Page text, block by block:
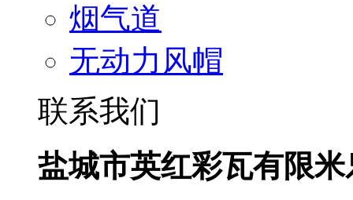
烟气道
无动力风帽
联系我们
盐城市英红彩瓦有限